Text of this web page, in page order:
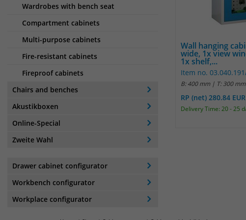
Wardrobes with bench seat
Compartment cabinets
Multi-purpose cabinets
Fire-resistant cabinets
Fireproof cabinets
Chairs and benches
Akustikboxen
Online-Special
Zweite Wahl
Drawer cabinet configurator
Workbench configurator
Workplace configurator
Wall hanging
wide, 1x view
1x shelf,...
Item no.
B: 400 mm | T: 300
RP (net) 280.84 EUR
Delivery Time: 20 - 25